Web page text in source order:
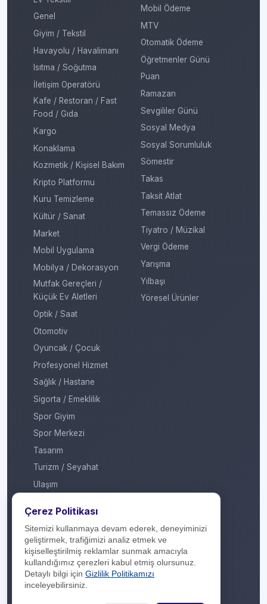
Genel
Giyim / Tekstil
Havayolu / Havalimanı
Isıtma / Soğutma
İletişim Operatörü
Kafe / Restoran / Fast
Food / Gıda
Kargo
Konaklama
Kozmetik / Kişisel Bakım
Kripto Platformu
Kuru Temizleme
Kültür / Sanat
Market
Mobil Uygulama
Mobilya / Dekorasyon
Mutfak Gereçleri /
Küçük Ev Aletleri
Optik / Saat
Otomotiv
Oyuncak / Çocuk
Profesyonel Hizmet
Sağlık / Hastane
Sigorta / Emeklilik
Spor Giyim
Spor Merkezi
Tasarım
Turizm / Seyahat
Ulaşım
Yurt Dışı / Duty Free
Mobil Ödeme
MTV
Otomatik Ödeme
Öğretmenler Günü
Puan
Ramazan
Sevgililer Günü
Sosyal Medya
Sosyal Sorumluluk
Sömestir
Takas
Taksit Atlat
Temassız Ödeme
Tiyatro / Müzikal
Vergi Ödeme
Yarışma
Yılbaşı
Yöresel Ürünler
Hakkımızda
İletişim
Çerez Politikası
Sitemizi kullanmaya devam ederek, deneyiminizi
geliştirmek, trafiğimizi analiz etmek ve
kişiselleştirilmiş reklamlar sunmak amacıyla
kullandığımız çerezleri kabul etmiş olursunuz.
Detaylı bilgi için Gizlilik Politikamızı
inceleyebilirsiniz.